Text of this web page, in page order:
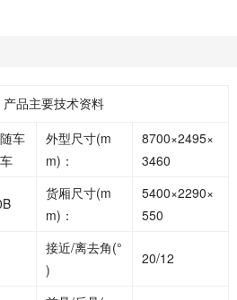
品主要技术资料
车
外型尺寸(m
m)：
8700×2495×
3460
货厢尺寸(m
m)：
5400×2290×
550
接近/离去角(°
)
20/12